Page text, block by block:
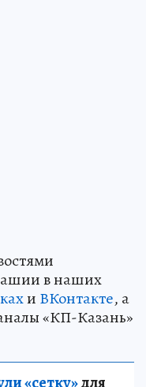
в наших
и ВКонтакте, а
«КП-Казань»
«сетку»для